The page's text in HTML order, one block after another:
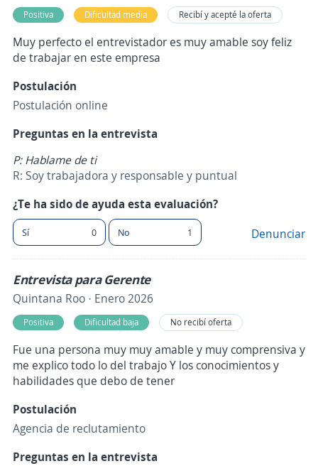
Positiva Dificultad media Recibí y acepté la oferta
Muy perfecto el entrevistador es muy amable soy feliz
de trabajar en este empresa
Postulación
Postulación online
Preguntas en la entrevista
P: Hablame de ti
R: Soy trabajadora y responsable y puntual
¿Te ha sido de ayuda esta evaluación?
Sí 0 No 1 Denunciar
Entrevista para Gerente
Quintana Roo · Enero 2026
Positiva Dificultad baja No recibí oferta
Fue una persona muy muy amable y muy comprensiva y
me explico todo lo del trabajo Y los conocimientos y
habilidades que debo de tener
Postulación
Agencia de reclutamiento
Preguntas en la entrevista